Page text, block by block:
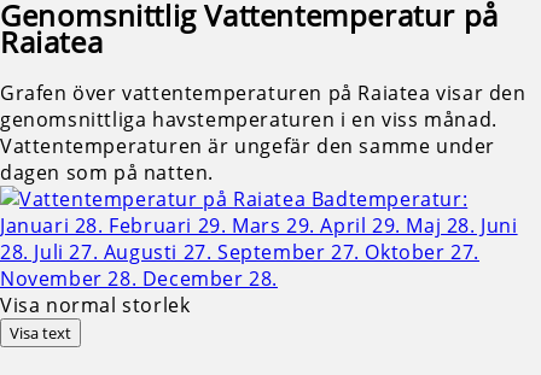
GenomsnittligVattentemperatur på
Raiatea
Grafen över vattentemperaturen på Raiatea visar den
genomsnittliga havstemperaturen i en viss månad.
Vattentemperaturen är ungefär den samme under
dagen som på natten.
Visa normal storlek
Visa text